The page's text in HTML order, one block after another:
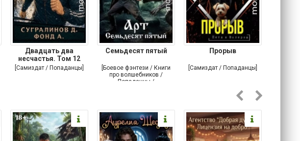
Двадцать два
несчастья. Том 12
[Самиздат / Попаданцы]
Семьдесят пятый
[Боевое фэнтези / Книги
про волшебников /
Попаданцы /
Прорыв
[Самиздат / Попаданцы]